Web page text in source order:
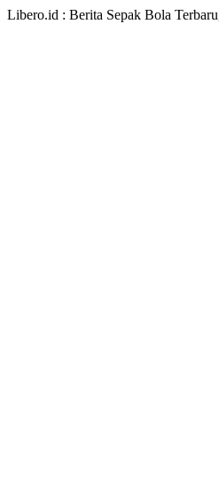
Libero.id : Berita Sepak Bola